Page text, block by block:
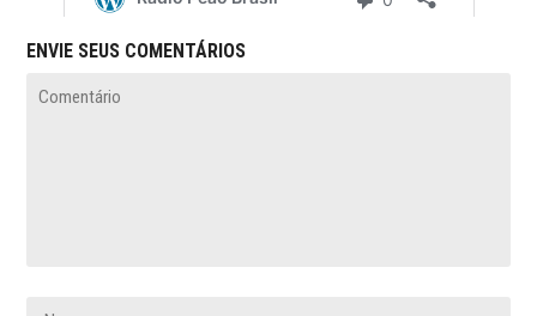
ENVIE SEUS COMENTÁRIOS